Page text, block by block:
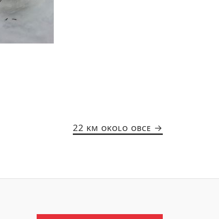
22 KM OKOLO OBCE